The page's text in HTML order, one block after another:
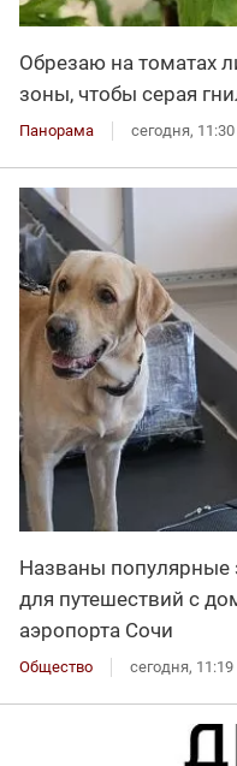
Обрезаю на томатах
зоны, чтобы серая
Панорама сегодня, 11:30
Названы популярные
для путешествий с
аэропорта Сочи
Общество сегодня, 11:19